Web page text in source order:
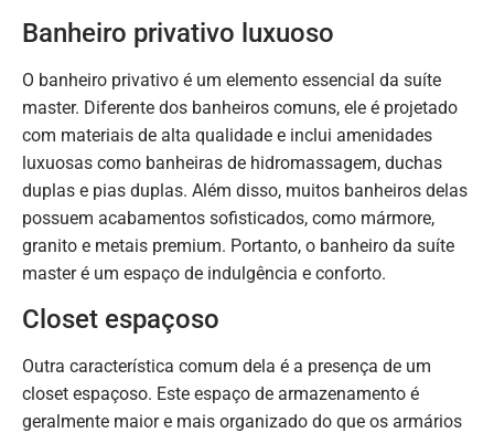
Banheiro privativo luxuoso
O banheiro privativo é um elemento essencial da suíte
master. Diferente dos banheiros comuns, ele é projetado
com materiais de alta qualidade e inclui amenidades
luxuosas como banheiras de hidromassagem, duchas
duplas e pias duplas. Além disso, muitos banheiros delas
possuem acabamentos sofisticados, como mármore,
granito e metais premium. Portanto, o banheiro da suíte
master é um espaço de indulgência e conforto.
Closet espaçoso
Outra característica comum dela é a presença de um
closet espaçoso. Este espaço de armazenamento é
geralmente maior e mais organizado do que os armários